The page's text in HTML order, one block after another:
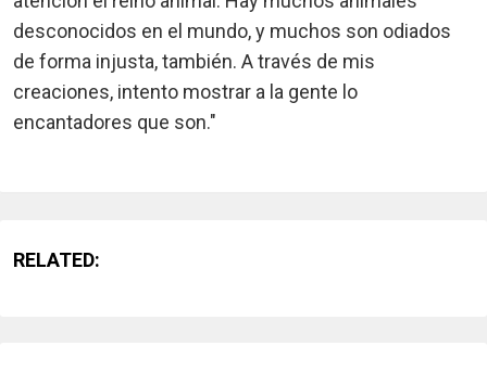
desconocidos en el mundo, y muchos son odiados
de forma injusta, también. A través de mis
creaciones, intento mostrar a la gente lo
encantadores que son."
RELATED: